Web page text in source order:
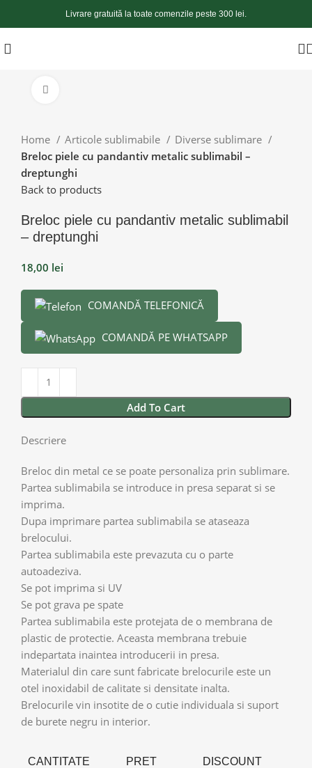
Livrare gratuită la toate comenzile peste 300 lei.
Home Articole sublimabile
Diverse sublimare
Breloc piele cu pandantiv metalic sublimabil –
dreptunghi
Back to products
Breloc piele cu pandantiv metalic sublimabil
– dreptunghi
18,00 lei
COMANDĂ TELEFONICĂ
COMANDĂ PE WHATSAPP
Add To Cart
Descriere
Breloc din metal ce se poate personaliza prin sublimare.
Partea sublimabila se introduce in presa separat si se
imprima.
Dupa imprimare partea sublimabila se ataseaza
brelocului.
Partea sublimabila este prevazuta cu o parte
autoadeziva.
Se pot imprima si UV
Se pot grava pe spate
Partea sublimabila este protejata de o membrana de
plastic de protectie. Aceasta membrana trebuie
indepartata inaintea introducerii in presa.
Materialul din care sunt fabricate brelocurile este un
otel inoxidabil de calitate si densitate inalta.
Brelocurile vin insotite de o cutie individuala si suport
de burete negru in interior.
CANTITATE PRET DISCOUNT